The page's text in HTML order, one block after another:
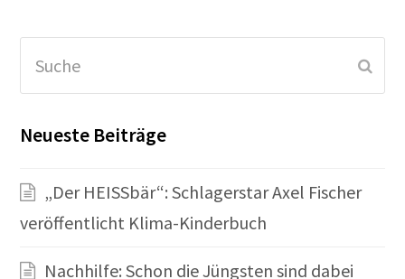
Neueste Beiträge
„Der HEISSbär“: Schlagerstar Axel Fischer
veröffentlicht Klima-Kinderbuch
Nachhilfe: Schon die Jüngsten sind dabei